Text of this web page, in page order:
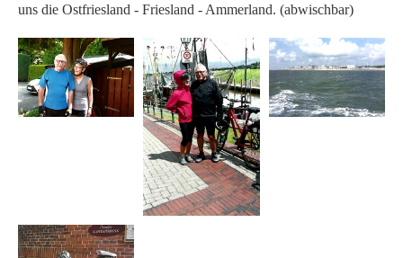
uns die Ostfriesland - Friesland - Ammerland. (abwischbar)